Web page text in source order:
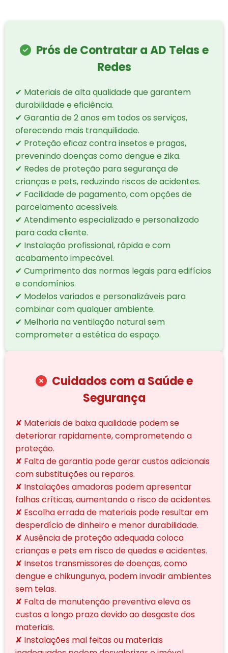
Prós de Contratar a AD Telas e
Redes
✔ Materiais de alta qualidade que garantem
durabilidade e eficiência.
✔ Garantia de 2 anos em todos os serviços,
oferecendo mais tranquilidade.
✔ Proteção eficaz contra insetos e pragas,
prevenindo doenças como dengue e zika.
✔ Redes de proteção para segurança de
crianças e pets, reduzindo riscos de acidentes.
✔ Facilidade de pagamento, com opções de
parcelamento acessíveis.
✔ Atendimento especializado e personalizado
para cada cliente.
✔ Instalação profissional, rápida e com
acabamento impecável.
✔ Cumprimento das normas legais para edifícios
e condomínios.
✔ Modelos variados e personalizáveis para
combinar com qualquer ambiente.
✔ Melhoria na ventilação natural sem
comprometer a estética do espaço.
Cuidados com a Saúde e
Segurança
✘ Materiais de baixa qualidade podem se
deteriorar rapidamente, comprometendo a
proteção.
✘ Falta de garantia pode gerar custos adicionais
com substituições ou reparos.
✘ Instalações amadoras podem apresentar
falhas críticas, aumentando o risco de acidentes.
✘ Escolha errada de materiais pode resultar em
desperdício de dinheiro e menor durabilidade.
✘ Ausência de proteção adequada coloca
crianças e pets em risco de quedas e acidentes.
✘ Insetos transmissores de doenças, como
dengue e chikungunya, podem invadir ambientes
sem telas.
✘ Falta de manutenção preventiva eleva os
custos a longo prazo devido ao desgaste dos
materiais.
✘ Instalações mal feitas ou materiais